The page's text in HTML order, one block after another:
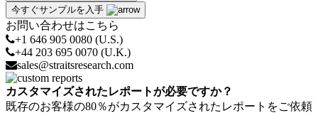
今すぐサンプルを入手
お問い合わせはこちら
+1 646 905 0080 (U.S.)
+44 203 695 0070 (U.K.)
sales@straitsresearch.com
カスタマイズされたレポートが必要ですか？
既存のお客様の80％がカスタマイズされたレポートをご依頼